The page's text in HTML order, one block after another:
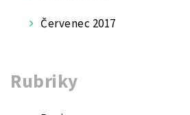
Červenec 2017
Rubriky